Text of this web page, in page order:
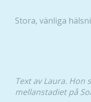
Stora, vänliga
Text av Laura. Hon
mellanstadiet på